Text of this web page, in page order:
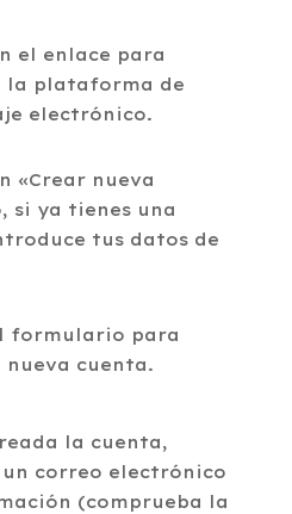
el enlace para
la plataforma de
electrónico.
«Crear nueva
si ya tienes una
tus datos de
formulario para
nueva cuenta.
la cuenta,
correo electrónico
(comprueba la